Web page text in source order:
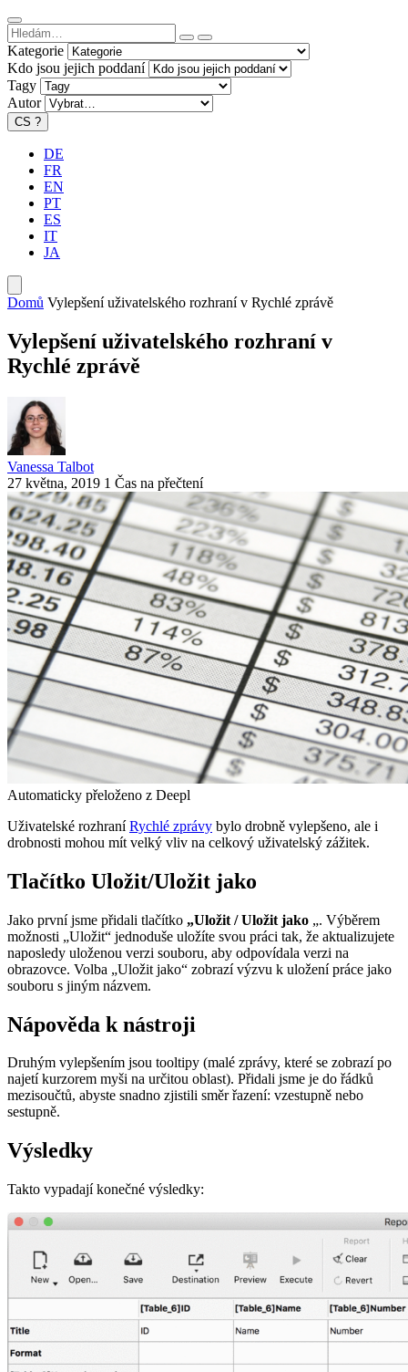
Kategorie
Kdo jsou jejich poddaní
Tagy
Autor
CS ?
DE
FR
EN
PT
ES
IT
JA
Domů Vylepšení uživatelského rozhraní v Rychlé zprávě
Vylepšení uživatelského rozhraní v
Rychlé zprávě
Vanessa Talbot
27 května, 2019 1 Čas na přečtení
Automaticky přeloženo z Deepl
Uživatelské rozhraníRychlé zprávy bylo drobně vylepšeno, ale i
drobnosti mohou mít velký vliv na celkový uživatelský zážitek.
Tlačítko Uložit/Uložit jako
Jako první jsme přidali tlačítko „Uložit / Uložit jako „. Výběrem
možnosti „Uložit“ jednoduše uložíte svou práci tak, že aktualizujete
naposledy uloženou verzi souboru, aby odpovídala verzi na
obrazovce. Volba „Uložit jako“ zobrazí výzvu k uložení práce jako
souboru s jiným názvem.
Nápověda k nástroji
Druhým vylepšením jsou tooltipy (malé zprávy, které se zobrazí po
najetí kurzorem myši na určitou oblast). Přidali jsme je do řádků
mezisoučtů, abyste snadno zjistili směr řazení: vzestupně nebo
sestupně.
Výsledky
Takto vypadají konečné výsledky: